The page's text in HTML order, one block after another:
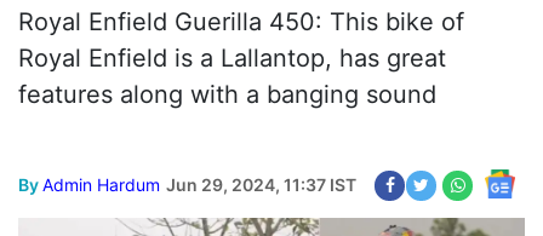
Royal Enfield Guerilla 450: This bike of
Royal Enfield is a Lallantop, has great
features along with a banging sound
ByAdmin Hardum Jun 29, 2024, 11:37 IST